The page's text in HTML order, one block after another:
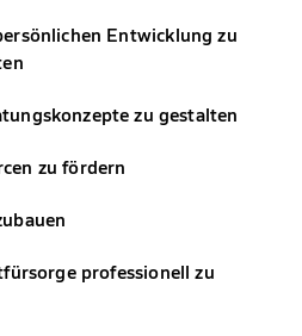
Entwicklung zu
zu gestalten
zu fördern
professionell zu